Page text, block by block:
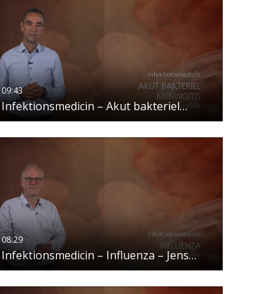
Infektionsmedicin – Akut bakteriel…
Infektionsmedicin – Influenza – Jens…